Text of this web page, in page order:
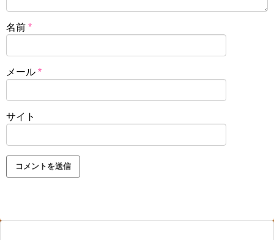
名前 *
メール *
サイト